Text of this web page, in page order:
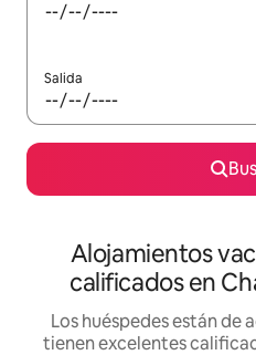
Salida
Alojamientos
calificados en
Los huéspedes están de
tienen excelentes